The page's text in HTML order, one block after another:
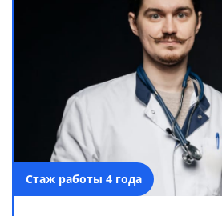
Стаж работы 4 года